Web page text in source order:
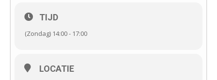
TIJD
(Zondag) 14:00 - 17:00
LOCATIE